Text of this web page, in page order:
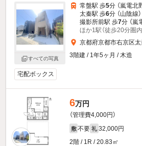
すべての写真
常盤駅 歩5分 （嵐電北
太秦駅 歩6分 （山陰線）
撮影所前駅 歩7分 （嵐
ほか1駅（徒歩20分圏内
京都府京都市右京区
3階建 / 1年5ヶ月 / 木造
宅配ボックス
6万円
（管理費4,000円）
敷 不要 礼 32,000円
2階 / 1R / 20.83㎡